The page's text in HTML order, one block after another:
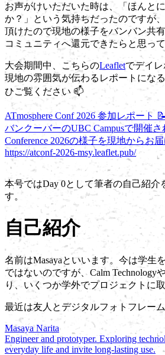
お声がけいただいた時は、「ほんと
か？」という気持ちだったのですが
頂けたので現地の様子をバンバン共
コミュニティへ還元できたらと思って
大会期間中、こちらのLeafletでデイレ
現地の雰囲気が伝わるレポートにな
ひご覧ください 📫
ATmosphere Conf 2026 参加レポート 📝
バンクーバーのUBC Campusで開催さ
Conference 2026の様子を現地からお届
https://atconf-2026-msy.leaflet.pub/
本号ではDay 0として筆者の自己紹介
す。
自己紹介
名前はMasayaといいます。今は学生
ではないのですが、Calm Technology
り、いくつか学外でプロジェクトに
最近は友人とデジタルフォトフレー
Masaya Narita
Engineer and prototyper. Exploring
everyday life and invite long‑lasting use.